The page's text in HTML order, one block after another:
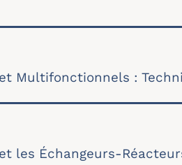
Multifonctionnels :
les Échangeurs-